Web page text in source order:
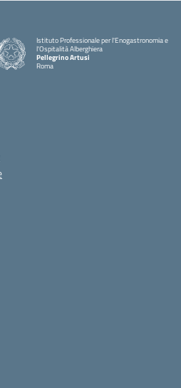
Istituto Professionale per l'Enogastronomia e
l'Ospitalità Alberghiera
Pellegrino Artusi
Roma